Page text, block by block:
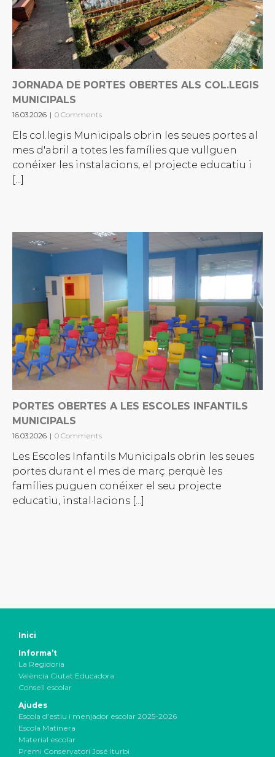
JORNADA DE PORTES OBERTES ALS COL.LEGIS
MUNICIPALS
16.03.2026 | 0 Comments
Els col.legis Municipals obrin les seues portes al
mes d'abril a totes les famílies que vullguen
conéixer les instalacions, el projecte educatiu i
[...]
PORTES OBERTES A LES ESCOLES INFANTILS
MUNICIPALS
16.03.2026 | 0 Comments
Les Escoles Infantils Municipals obrin les seues
portes durant el mes de març perquè les
famílies puguen conéixer el seu projecte
educatiu, instal·lacions [...]
Inici
Informa’t
La Regidoria
València Ciutat Educadora
Consell escolar
Ajudes
Escola d’estiu i menjador escolar 2025-2026
Escola Matinera
Material escolar
Premi Conservatori José Iturbi